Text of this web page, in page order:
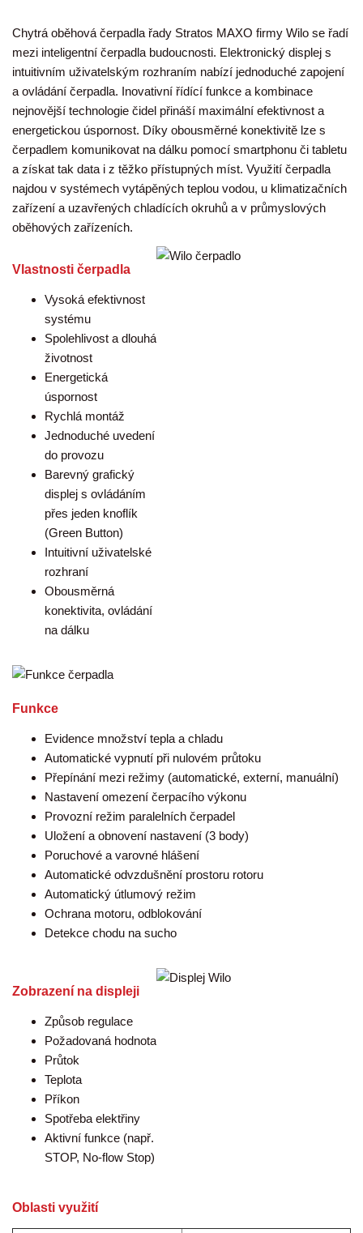
Chytrá oběhová čerpadla řady Stratos MAXO firmy Wilo se řadí
mezi inteligentní čerpadla budoucnosti. Elektronický displej s
intuitivním uživatelským rozhraním nabízí jednoduché zapojení
a ovládání čerpadla. Inovativní řídící funkce a kombinace
nejnovější technologie čidel přináší maximální efektivnost a
energetickou úspornost. Díky obousměrné konektivitě lze s
čerpadlem komunikovat na dálku pomocí smartphonu či tabletu
a získat tak data i z těžko přístupných míst. Využití čerpadla
najdou v systémech vytápěných teplou vodou, u klimatizačních
zařízení a uzavřených chladících okruhů a v průmyslových
oběhových zařízeních.
Vlastnosti čerpadla
Vysoká efektivnost
systému
Spolehlivost a dlouhá
životnost
Energetická
úspornost
Rychlá montáž
Jednoduché uvedení
do provozu
Barevný grafický
displej s ovládáním
přes jeden knoflík
(Green Button)
Intuitivní uživatelské
rozhraní
Obousměrná
konektivita, ovládání
na dálku
Funkce
Evidence množství tepla a chladu
Automatické vypnutí při nulovém průtoku
Přepínání mezi režimy (automatické, externí, manuální)
Nastavení omezení čerpacího výkonu
Provozní režim paralelních čerpadel
Uložení a obnovení nastavení (3 body)
Poruchové a varovné hlášení
Automatické odvzdušnění prostoru rotoru
Automatický útlumový režim
Ochrana motoru, odblokování
Detekce chodu na sucho
Zobrazení na displeji
Způsob regulace
Požadovaná hodnota
Průtok
Teplota
Příkon
Spotřeba elektřiny
Aktivní funkce (např.
STOP, No-flow Stop)
Oblasti využití